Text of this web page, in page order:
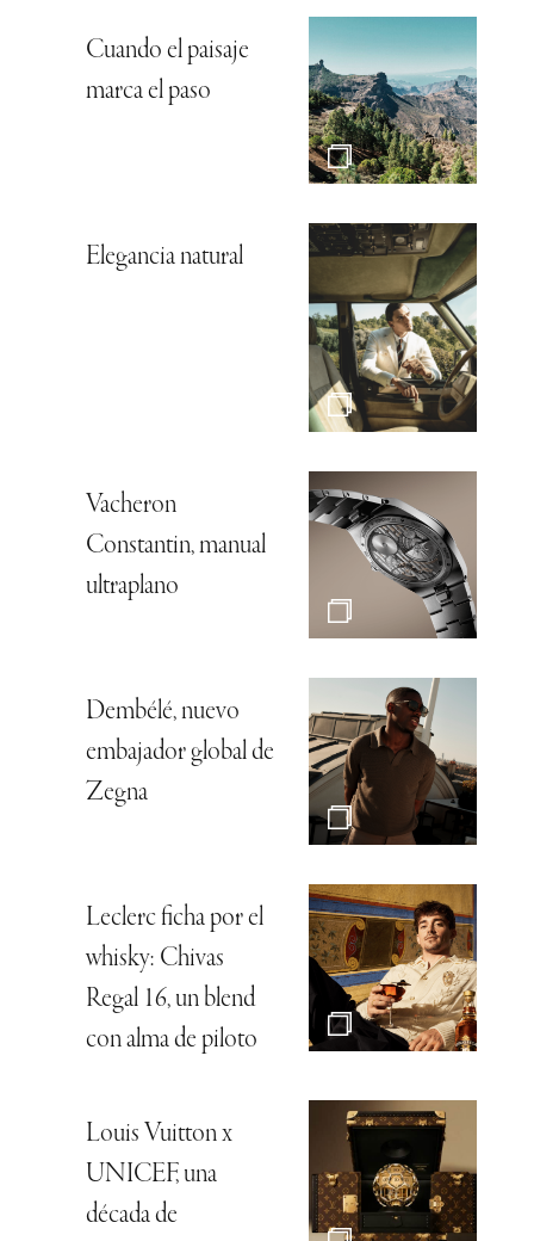
Cuando el paisaje
marca el paso
Elegancia natural
Vacheron
Constantin, manual
ultraplano
Dembélé, nuevo
embajador global de
Zegna
Leclerc ficha por el
whisky: Chivas
Regal 16, un blend
con alma de piloto
Louis Vuitton x
UNICEF, una
década de